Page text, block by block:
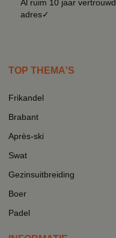
Al ruim 10 jaar vertrouwd
adres✓
TOP THEMA'S
Frikandel
Brabant
Après-ski
Swat
Gezinsuitbreiding
Boer
Padel